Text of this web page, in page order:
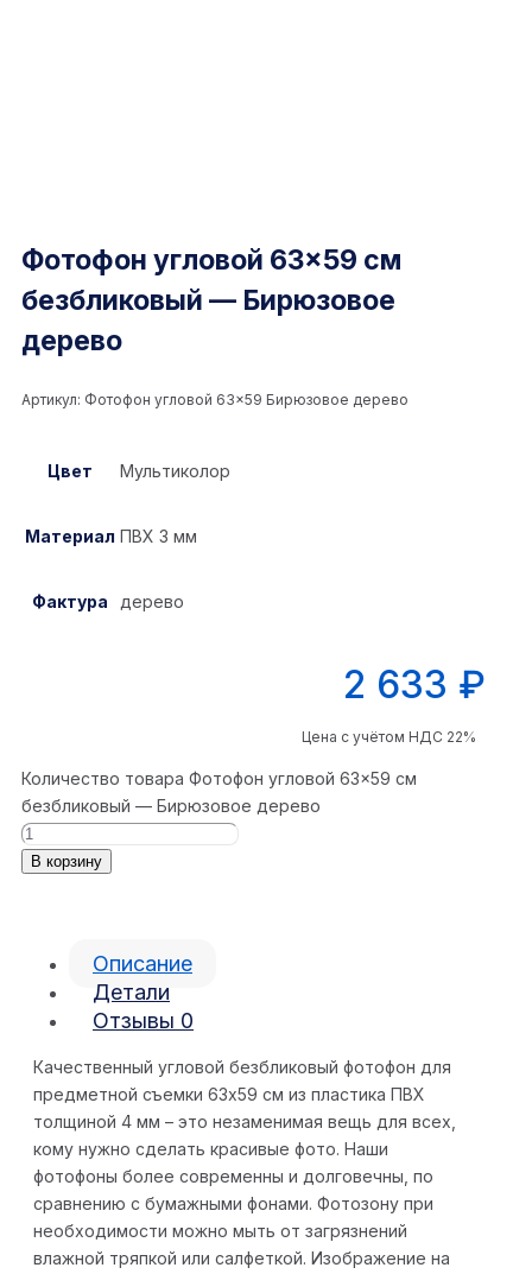
Фотофон угловой 63×59 см
безбликовый — Бирюзовое
дерево
Артикул: Фотофон угловой 63×59 Бирюзовое дерево
Цвет Мультиколор
Материал ПВХ 3 мм
Фактура дерево
2 633 ₽
Цена с учётом НДС 22%
Количество товара Фотофон угловой 63×59 см
безбликовый — Бирюзовое дерево
В корзину
Описание
Детали
Отзывы 0
Качественный угловой безбликовый фотофон для
предметной съемки 63х59 cм из пластика ПВХ
толщиной 4 мм – это незаменимая вещь для всех,
кому нужно сделать красивые фото. Наши
фотофоны более современны и долговечны, по
сравнению с бумажными фонами. Фотозону при
необходимости можно мыть от загрязнений
влажной тряпкой или салфеткой. Изображение на